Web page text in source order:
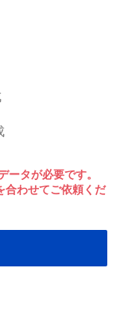
タが必要です。
合わせてご依頼くだ